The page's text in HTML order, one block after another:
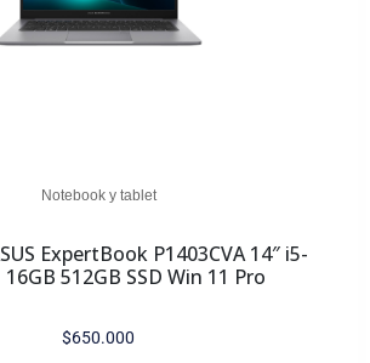
Notebook y tablet
ExpertBook P1403CVA 14″ i5-
512GB SSD Win 11 Pro
$650.000